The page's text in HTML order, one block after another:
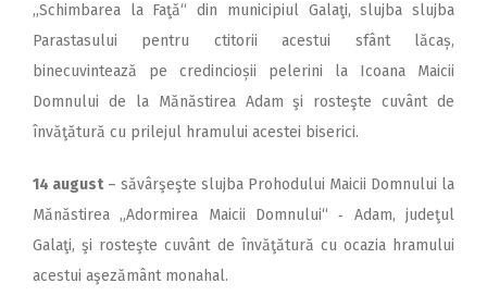
,,Schimbarea la Faţă“ din municipiul Galaţi, slujba slujba
Parastasului pentru ctitorii acestui sfânt lăcaș,
binecuvintează pe credincioșii pelerini la Icoana Maicii
Domnului de la Mănăstirea Adam şi rosteşte cuvânt de
învăţătură cu prilejul hramului acestei biserici.
14 august– săvârşeşte slujba Prohodului Maicii Domnului la
Mănăstirea „Adormirea Maicii Domnului“ ‑ Adam, judeţul
Galaţi, şi rosteşte cuvânt de învăţătură cu ocazia hramului
acestui aşezământ monahal.